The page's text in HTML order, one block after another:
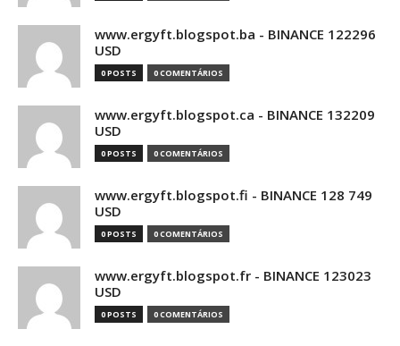
www.ergyft.blogspot.ba - BINANCE 122296
USD
0 POSTS 0 COMENTÁRIOS
www.ergyft.blogspot.ca - BINANCE 132209
USD
0 POSTS 0 COMENTÁRIOS
www.ergyft.blogspot.fi - BINANCE 128 749
USD
0 POSTS 0 COMENTÁRIOS
www.ergyft.blogspot.fr - BINANCE 123023
USD
0 POSTS 0 COMENTÁRIOS